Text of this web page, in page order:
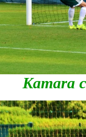
Kamara